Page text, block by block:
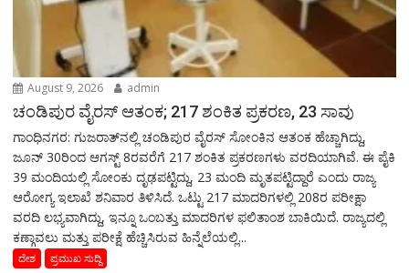
August 9, 2026 admin
ಚಂಡಿಪುರ ವೈರಸ್ ಆತಂಕ; 217 ಶಂಕಿತ ಪ್ರಕರಣ, 23 ಸಾವು
ಗಾಂಧಿನಗರ: ಗುಜರಾತ್‌ನಲ್ಲಿ ಚಂಡಿಪುರ ವೈರಸ್ ಸೋಂಕಿನ ಆತಂಕ ಹೆಚ್ಚಾಗಿದ್ದು,
ಜೂನ್ 30ರಿಂದ ಆಗಸ್ಟ್ 8ರವರೆಗೆ 217 ಶಂಕಿತ ಪ್ರಕರಣಗಳು ವರದಿಯಾಗಿವೆ. ಈ ಪೈಕಿ
39 ಮಂದಿಯಲ್ಲಿ ಸೋಂಕು ದೃಢಪಟ್ಟಿದ್ದು, 23 ಮಂದಿ ಮೃತಪಟ್ಟಿದ್ದಾರೆ ಎಂದು ರಾಜ್ಯ
ಆರೋಗ್ಯ ಇಲಾಖೆ ಶನಿವಾರ ತಿಳಿಸಿದೆ. ಒಟ್ಟು 217 ಮಾದರಿಗಳಲ್ಲಿ 208ರ ಪರೀಕ್ಷಾ
ವರದಿ ಲಭ್ಯವಾಗಿದ್ದು, ಇನ್ನೂ ಒಂಬತ್ತು ಮಾದರಿಗಳ ಫಲಿತಾಂಶ ಬಾಕಿಯಿದೆ. ರಾಜ್ಯದಲ್ಲಿ
ಕಣ್ಗಾವಲು ಮತ್ತು ಪರೀಕ್ಷೆ ಹೆಚ್ಚಿಸಿರುವ ಹಿನ್ನೆಲೆಯಲ್ಲಿ...
ದೇಶ ಪ್ರಮುಖ ಸುದ್ದಿ